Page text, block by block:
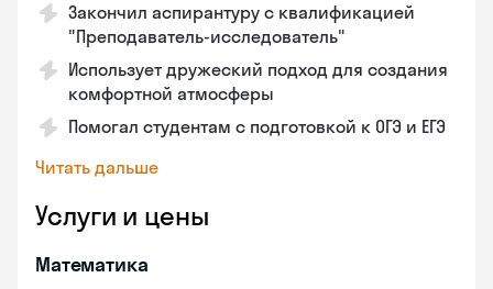
Закончил аспирантуру с квалификацией
"Преподаватель-исследователь"
Использует дружеский подход для создания
комфортной атмосферы
Помогал студентам с подготовкой к ОГЭ и ЕГЭ
Читать дальше
Услуги и цены
Математика